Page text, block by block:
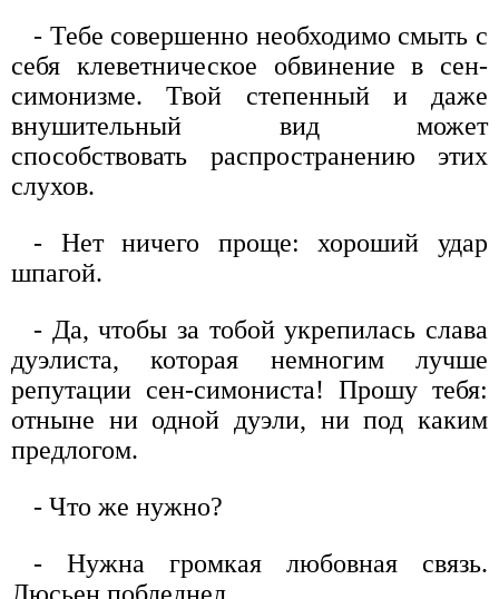
- Тебе совершенно необходимо смыть с
себя клеветническое обвинение в сен-
симонизме. Твой степенный и даже
внушительный вид может
способствовать распространению этих
слухов.
- Нет ничего проще: хороший удар
шпагой.
- Да, чтобы за тобой укрепилась слава
дуэлиста, которая немногим лучше
репутации сен-симониста! Прошу тебя:
отныне ни одной дуэли, ни под каким
предлогом.
- Что же нужно?
- Нужна громкая любовная связь.
Люсьен побледнел.